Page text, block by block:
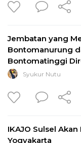
Jembatan yang
Bontomanurung
Bontomatinggi
Syukur Nutu
IKAJO Sulsel
Yogyakarta